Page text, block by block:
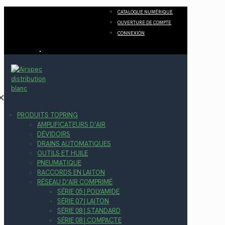
CATALOGUE NUMÉRIQUE
OUVERTURE DE COMPTE
CONNEXION
PRODUITS TOPRING
AMPLIFICATEURS D’AIR
DÉVIDOIRS
DRAINS AUTOMATIQUES
OUTILS ET HUILE
PNEUMATIQUE
RACCORDS EN LAITON
RÉSEAU D’AIR COMPRIMÉ
SÉRIE 05 | POLYAMIDE
SÉRIE 07 | LAITON
SÉRIE 08 | STANDARD
SÉRIE 08 | COMPACTE